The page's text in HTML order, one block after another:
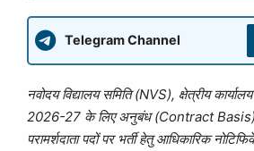
Telegram Channel
नवोदय विद्यालय समिति (NVS), क्षेत्रीय
2026-27 के लिए अनुबंध (Contract
परामर्शदाता पदों पर भर्ती हेतु आधिकारिक